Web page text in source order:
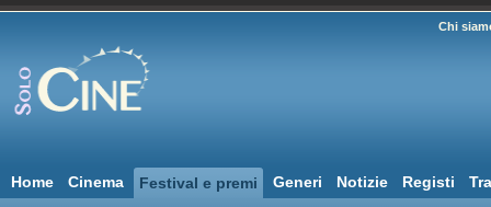
Chi
Home Cinema Festival e premi Generi Notizie Registi